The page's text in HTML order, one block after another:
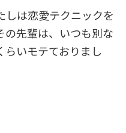
しは恋愛テクニックを
の先輩は、いつも別な
らいモテておりまし